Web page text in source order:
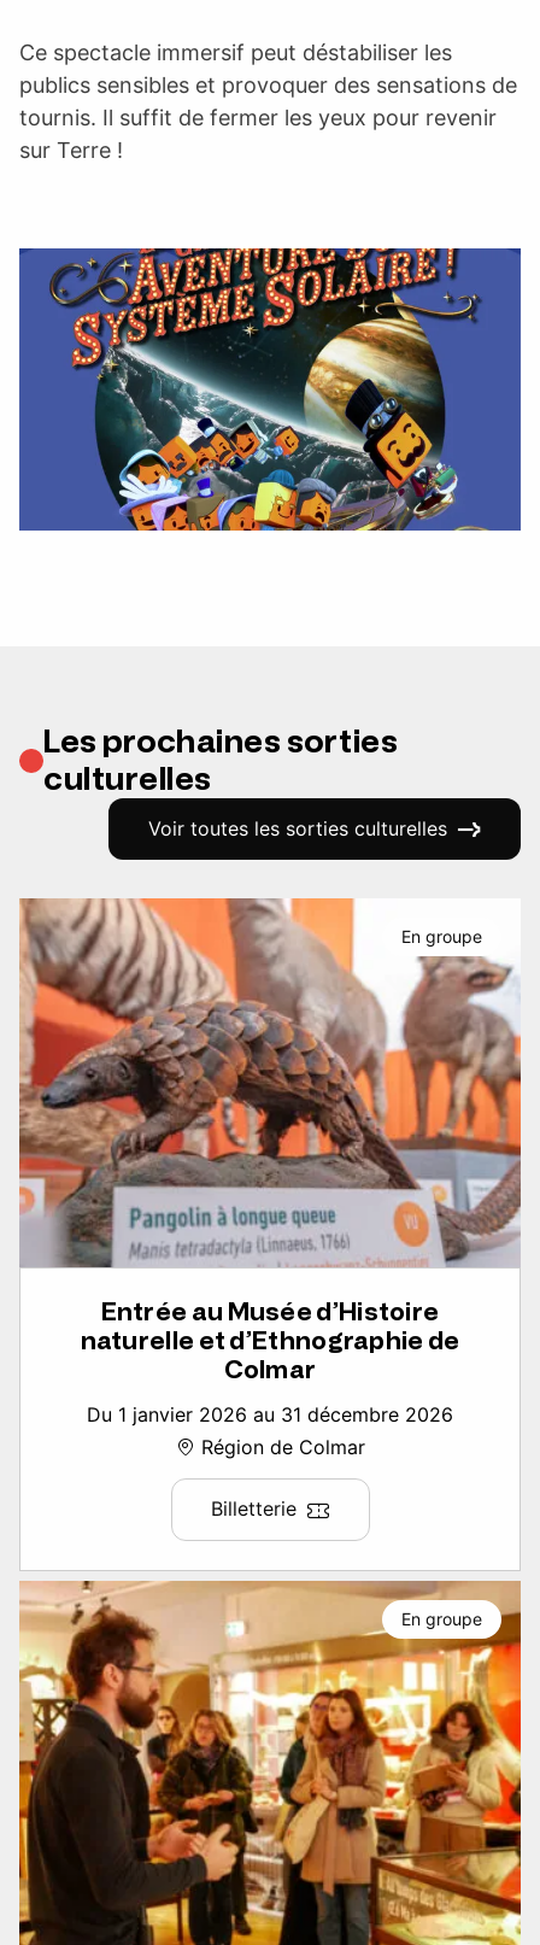
Ce spectacle immersif peut déstabiliser les
publics sensibles et provoquer des sensations de
tournis. Il suffit de fermer les yeux pour revenir
sur Terre !
Les prochaines sorties
culturelles
Voir toutes les sorties culturelles
Entrée au Musée d’Histoire
naturelle et d’Ethnographie de
Colmar
Du 1 janvier 2026 au 31 décembre 2026
Région de Colmar
Billetterie
En groupe
En groupe